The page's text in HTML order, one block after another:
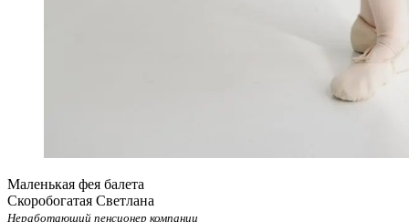
Маленькая фея балета
Скоробогатая Светлана
Неработающий пенсионер компании